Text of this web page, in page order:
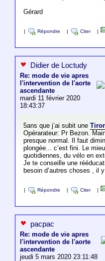
Gérard
Répondre Citer
Didier de Loctudy
Re: mode de vie apres
l'intervention de l'aorte
ascendante
mardi 11 février 2020
18:43:37
5ans que j’ai subit une
Opérarateur: Pr Bezon.
presque normal. Il faut
plongée... c’est fini. Le
quotidiennes, du vélo en
Je te conseille une
besoin d’autres choses , il
Répondre Citer
pacpac
Re: mode de vie apres
l'intervention de l'aorte
ascendante
jeudi 5 mars 2020 23:11:48